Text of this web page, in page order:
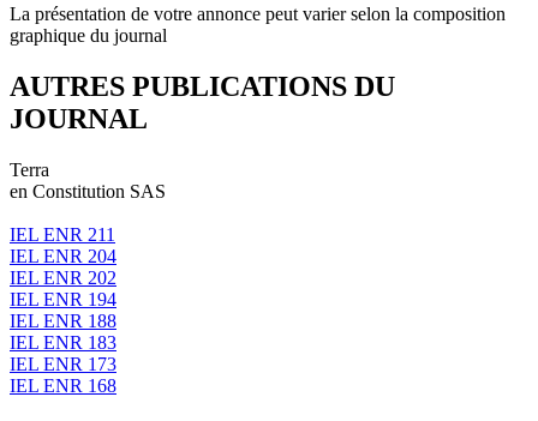
La présentation de votre annonce peut varier selon la composition
graphique du journal
AUTRES PUBLICATIONS DU
JOURNAL
Terra
en Constitution SAS
IEL ENR 211
IEL ENR 204
IEL ENR 202
IEL ENR 194
IEL ENR 188
IEL ENR 183
IEL ENR 173
IEL ENR 168